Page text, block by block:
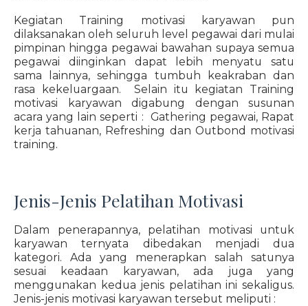
Kegiatan Training motivasi karyawan pun
dilaksanakan oleh seluruh level pegawai dari mulai
pimpinan hingga pegawai bawahan supaya semua
pegawai diinginkan dapat lebih menyatu satu
sama lainnya, sehingga tumbuh keakraban dan
rasa kekeluargaan. Selain itu kegiatan Training
motivasi karyawan digabung dengan susunan
acara yang lain seperti : Gathering pegawai, Rapat
kerja tahuanan, Refreshing dan Outbond motivasi
training.
Jenis-Jenis Pelatihan Motivasi
Dalam penerapannya, pelatihan motivasi untuk
karyawan ternyata dibedakan menjadi dua
kategori. Ada yang menerapkan salah satunya
sesuai keadaan karyawan, ada juga yang
menggunakan kedua jenis pelatihan ini sekaligus.
Jenis-jenis motivasi karyawan tersebut meliputi :